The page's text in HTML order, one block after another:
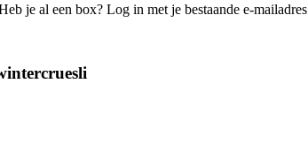
je al een box? Log in met je bestaande e-mailadres